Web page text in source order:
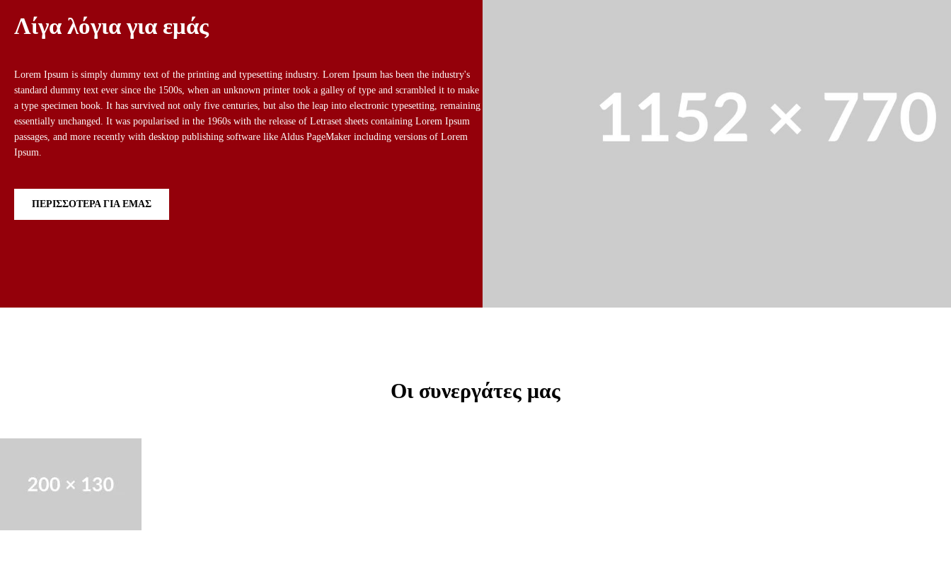
Λίγα λόγια για εμάς
Lorem Ipsum is simply dummy text of the printing and typesetting industry. Lorem Ipsum has been the industry's
standard dummy text ever since the 1500s, when an unknown printer took a galley of type and scrambled it to make
a type specimen book. It has survived not only five centuries, but also the leap into electronic typesetting, remaining
essentially unchanged. It was popularised in the 1960s with the release of Letraset sheets containing Lorem Ipsum
passages, and more recently with desktop publishing software like Aldus PageMaker including versions of Lorem
Ipsum.
ΠΕΡΙΣΣOΤΕΡΑ ΓΙΑ ΕΜΑΣ
Οι συνεργάτες μας